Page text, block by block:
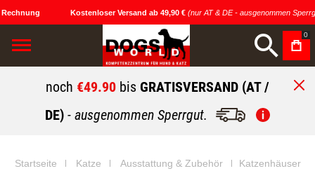
Kostenloser Versand ab 49,90 €(nur AT & DE - ausgenommen
0
noch €49.90 bis GRATISVERSAND (AT /
DE) - ausgenommen Sperrgut.
Startseite Katze Ausstattung & Zubehör Katzenhäuser